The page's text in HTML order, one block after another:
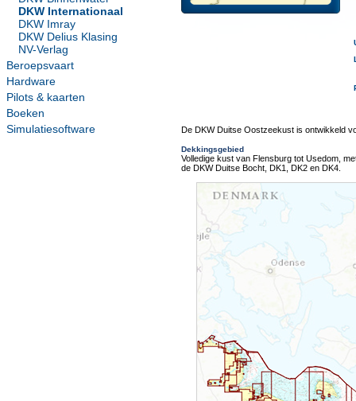
DKW Internationaal
DKW Imray
DKW Delius Klasing
NV-Verlag
Beroepsvaart
Hardware
Pilots & kaarten
Boeken
Simulatiesoftware
De DKW Duitse Oostzeekust is ontwikkeld
Dekkingsgebied
Volledige kust van Flensburg tot Usedom,
de DKW Duitse Bocht, DK1, DK2 en DK4.